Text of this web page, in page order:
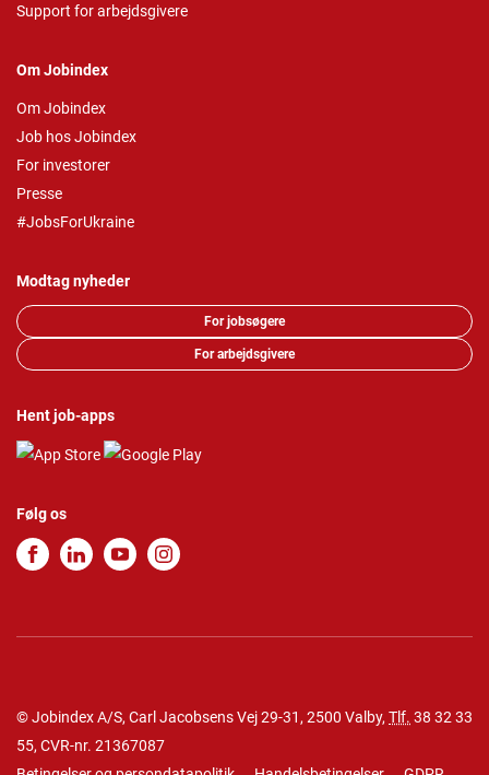
Support for arbejdsgivere
Om Jobindex
Om Jobindex
Job hos Jobindex
For investorer
Presse
#JobsForUkraine
Modtag nyheder
For jobsøgere
For arbejdsgivere
Hent job-apps
Følg os
© Jobindex A/S, Carl Jacobsens Vej 29-31, 2500 Valby, Tlf. 38 32 33
55, CVR-nr. 21367087